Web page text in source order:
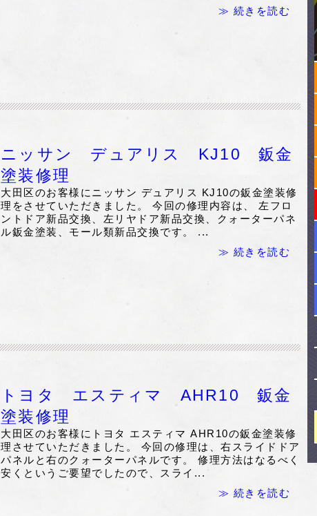
≫ 続きを読む
ニッサン デュアリス KJ10 鈑金
塗装修理
大田区のお客様にニッサン デュアリス KJ10の鈑金塗装修
理をさせていただきました。 今回の修理内容は、 左フロ
ントドア新品交換、左リヤドア新品交換、クォーターパネ
ル鈑金塗装、モール類新品交換です。 ...
≫ 続きを読む
トヨタ エスティマ AHR10 鈑金
塗装修理
大田区のお客様にトヨタ エスティマ AHR10の鈑金塗装修
理させていただきました。 今回の修理は、右スライドドア
パネルと右のクォーターパネルです。 修理方法はなるべく
安くというご要望でしたので、スライ...
≫ 続きを読む